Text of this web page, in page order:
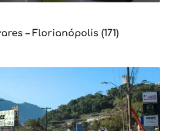
– Florianópolis (171)